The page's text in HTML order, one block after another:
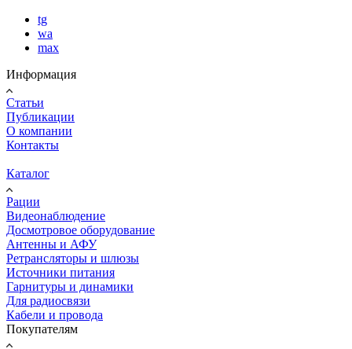
tg
wa
max
Информация
Статьи
Публикации
О компании
Контакты
Каталог
Рации
Видеонаблюдение
Досмотровое оборудование
Антенны и АФУ
Ретрансляторы и шлюзы
Источники питания
Гарнитуры и динамики
Для радиосвязи
Кабели и провода
Покупателям